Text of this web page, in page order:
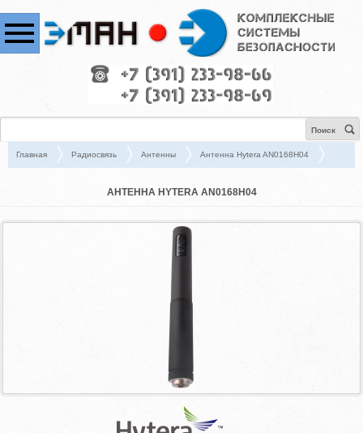
Поиск
Главная Радиосвязь Антенны Антенна Hytera AN0168H04
АНТЕННА HYTERA AN0168H04